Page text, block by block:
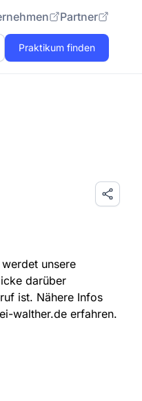
Partner
Praktikum finden
unsere
darüber
ist. Nähere Infos
walther.de erfahren.